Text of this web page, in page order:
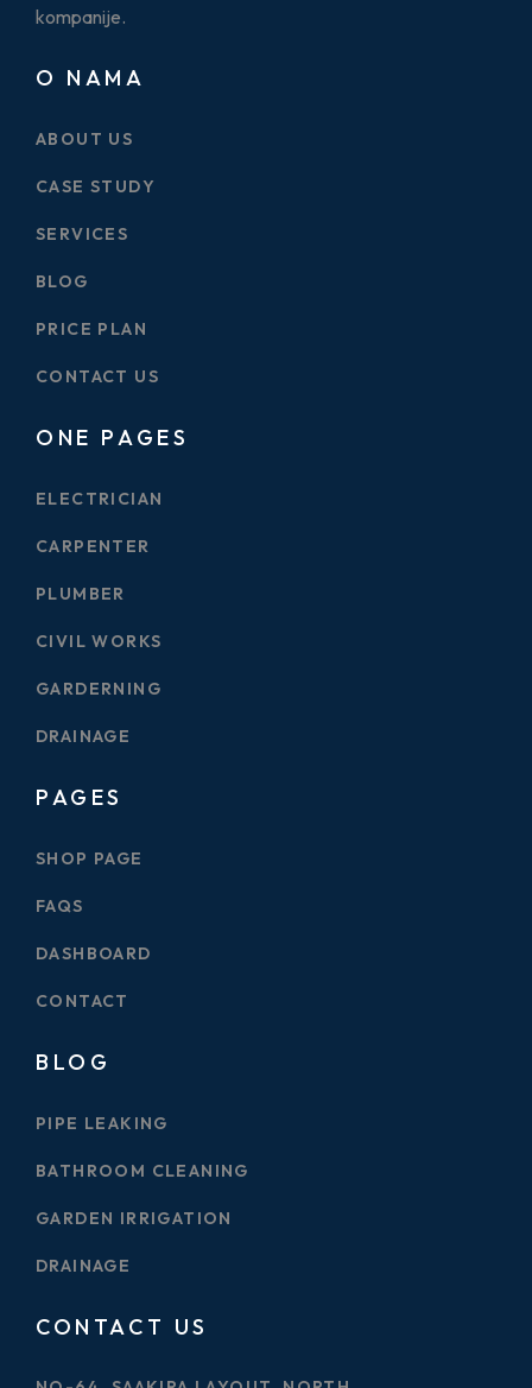
kompanije.
O NAMA
ABOUT US
CASE STUDY
SERVICES
BLOG
PRICE PLAN
CONTACT US
ONE PAGES
ELECTRICIAN
CARPENTER
PLUMBER
CIVIL WORKS
GARDERNING
DRAINAGE
PAGES
SHOP PAGE
FAQS
DASHBOARD
CONTACT
BLOG
PIPE LEAKING
BATHROOM CLEANING
GARDEN IRRIGATION
DRAINAGE
CONTACT US